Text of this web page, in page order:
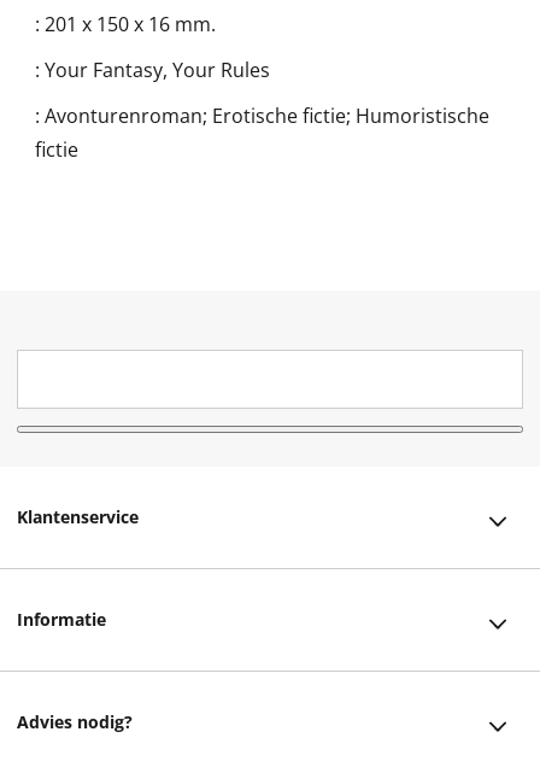
: 201 x 150 x 16 mm.
: Your Fantasy, Your Rules
: Avonturenroman; Erotische fictie; Humoristische
fictie
Klantenservice
Informatie
Advies nodig?